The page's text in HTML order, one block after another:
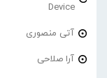
Device
آتی منصوری
آرا صلاحی